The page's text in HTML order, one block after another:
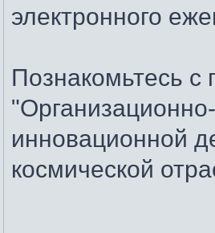
электронного
Познакомьтесь
инновационной
космической